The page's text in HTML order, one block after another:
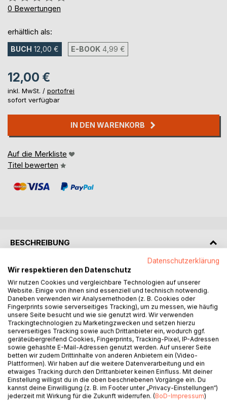
0%
0 Bewertungen
erhältlich als:
BUCH 12,00 € E-BOOK 4,99 €
12,00 €
inkl. MwSt. / portofrei
sofort verfügbar
IN DEN WARENKORB
Auf die Merkliste
Titel bewerten
BESCHREIBUNG
Als Louis einen Kurzurlaub auf dem Hof seiner beiden
Tanten an der Nordsee verbringt, gerät er schnell in einen
Strudel mysteriöser Ereignisse. Nicht nur, dass ein
unbekannter Verfolger ihm ein makabres Geschenk
hinterlässt, so ist auch der alte Leuchtturmwärter Heinrich
seit einiger Zeit spurlos verschwunden. Unter den
Einwohnern im Dorf halten sich hartnäckige Gerüchte, eine
Hexe treibe ihr Unwesen. Zusammen mit seinem
vierbeinigen Gefährten Rufus und dem hübschen Pascal
vom angrenzenden Reiterhof begeben sich die Freunde
auf die Suche, die Geschehnisse aufzuklären, und stoßen
bei ihren Recherchen auf einen schrecklichen Fund und
eine unfassbare Tragödie, die bis weit in die Vergangenheit
Datenschutzerklärung
Wir respektieren den Datenschutz
Wir nutzen Cookies und vergleichbare Technologien auf unserer
Website. Einige von ihnen sind essenziell und technisch notwendig.
Daneben verwenden wir Analysemethoden (z. B. Cookies oder
Fingerprints sowie serverseitiges Tracking), um zu messen, wie häufig
unsere Seite besucht und wie sie genutzt wird. Wir verwenden
Trackingtechnologien zu Marketingzwecken und setzen hierzu
serverseitiges Tracking sowie auch Drittanbieter ein, wodurch ggf.
geräteübergreifend Cookies, Fingerprints, Tracking-Pixel, IP-Adressen
sowie gehashte E-Mail-Adressen genutzt werden. Auf unserer Seite
betten wir zudem Drittinhalte von anderen Anbietern ein (Video-
Plattformen). Wir haben auf die weitere Datenverarbeitung und ein
etwaiges Tracking durch den Drittanbieter keinen Einfluss. Mit deiner
Einstellung willigst du in die oben beschriebenen Vorgänge ein. Du
kannst deine Einwilligung (z. B. im Footer unter „Privacy-Einstellungen“)
jederzeit mit Wirkung für die Zukunft widerrufen. (BoD-Impressum)